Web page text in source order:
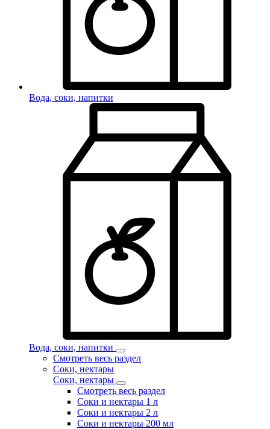
Вода, соки, напитки
Вода, соки, напитки
Смотреть весь раздел
Соки, нектары
Соки, нектары
Смотреть весь раздел
Соки и нектары 1 л
Соки и нектары 2 л
Соки и нектары 200 мл